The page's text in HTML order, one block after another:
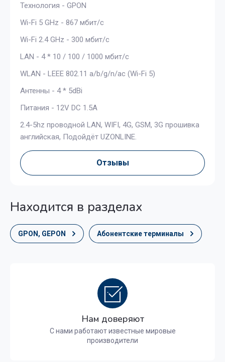
Технология - GPON
Wi-Fi 5 GHz - 867 мбит/с
Wi-Fi 2.4 GHz - 300 мбит/с
LAN - 4 * 10 / 100 / 1000 мбит/с
WLAN - LEEE 802.11 a/b/g/n/ac (Wi-Fi 5)
Антенны - 4 * 5dBi
Питания - 12V DC 1.5A
2.4-5hz проводной LAN, WIFI, 4G, GSM, 3G прошивка
английская, Подойдёт UZONLINE.
Отзывы
Находится в разделах
GPON, GEPON Абонентские терминалы
Нам доверяют
С нами работают известные мировые
производители